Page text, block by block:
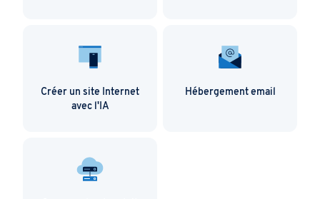
Créer un site Internet
avec l'IA
Hébergement email